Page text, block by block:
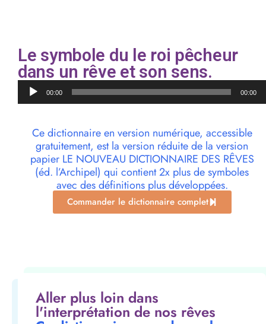
Le symbole du le roi pêcheur
dans un rêve et son sens.
Lecteur
audio00:00 00:00
Ce dictionnaire en version numérique, accessible
gratuitement, est la version réduite de la version
papier LE NOUVEAU DICTIONNAIRE DES RÊVES
(éd. l’Archipel) qui contient 2x plus de symboles
avec des définitions plus développées.
Commander le dictionnaire complet
Aller plus loin dans
l'interprétation de nos rêves